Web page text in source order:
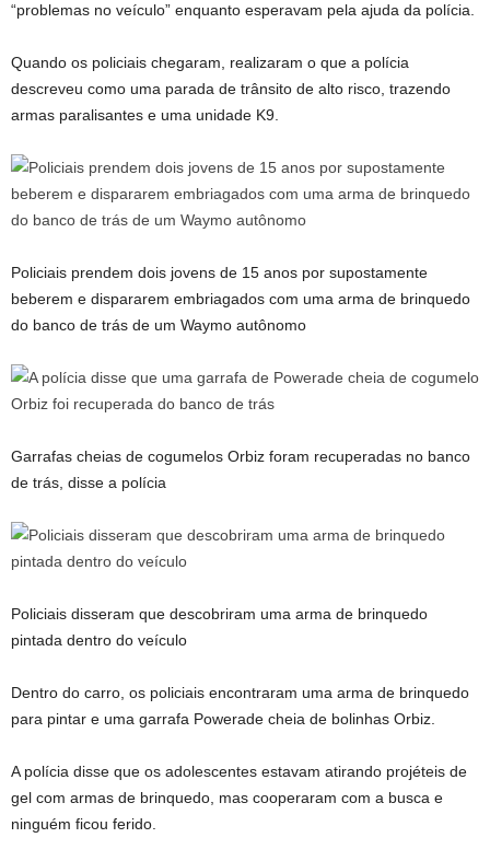
“problemas no veículo” enquanto esperavam pela ajuda da polícia.
Quando os policiais chegaram, realizaram o que a polícia
descreveu como uma parada de trânsito de alto risco, trazendo
armas paralisantes e uma unidade K9.
Policiais prendem dois jovens de 15 anos por supostamente
beberem e dispararem embriagados com uma arma de brinquedo
do banco de trás de um Waymo autônomo
Garrafas cheias de cogumelos Orbiz foram recuperadas no banco
de trás, disse a polícia
Policiais disseram que descobriram uma arma de brinquedo
pintada dentro do veículo
Dentro do carro, os policiais encontraram uma arma de brinquedo
para pintar e uma garrafa Powerade cheia de bolinhas Orbiz.
A polícia disse que os adolescentes estavam atirando projéteis de
gel com armas de brinquedo, mas cooperaram com a busca e
ninguém ficou ferido.